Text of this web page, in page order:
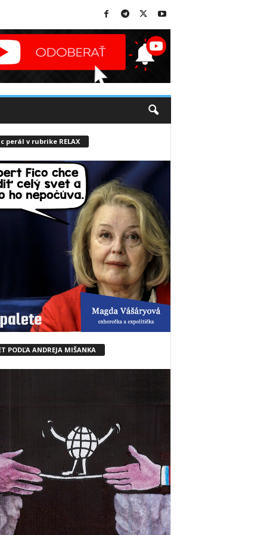
perál v rubrike RELAX
PODĽA ANDREJA MIŠANKA